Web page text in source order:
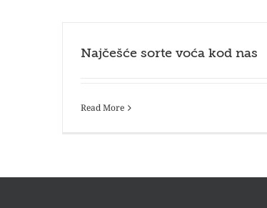
Najčešće sorte voća kod nas
Read More